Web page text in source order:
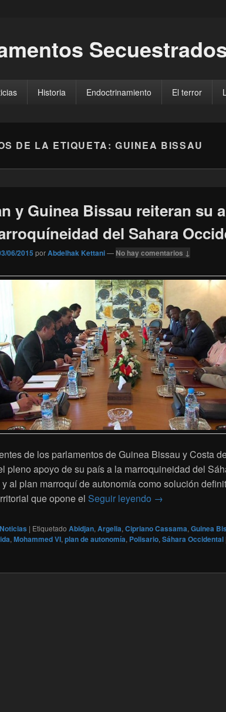
Historia Endoctrinamiento El terror
DE LA ETIQUETA:GUINEA BISSAU
y Guinea Bissau reiteran su
del Sahara
06/2015 porAbdelhak Kettani— No hay comentarios ↓
de los parlamentos de Guinea Bissau y Costa
pleno apoyo de su país a la marroquineidad del
al plan marroquí de autonomía como solución
que opone el Seguir leyendo Abidjan y
→
Noticias | Etiquetado Abidjan, Argelia, Cipriano Cassama, Guinea
, Mohammed VI, plan de autonomía, Polisario, Sáhara Occidental